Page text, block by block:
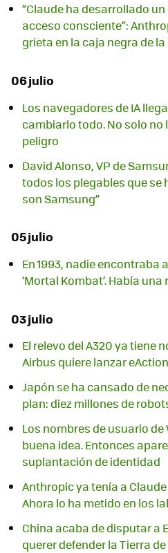
“Claude ha desarrollado
acceso consciente”:
grieta en la caja negra de la
06 julio
Los navegadores de IA
cambiarlo todo. No solo no
peligro
David Alonso, VP de
todos los plegables que se
son Samsung”
05 julio
En 1993, nadie encontraba
‘Mortal Kombat’. Había
03 julio
El relevo del A320 ya tiene
Airbus quiere lanzar
Japón se ha cansado de
plan: diez millones de
Los nombres de usuario
buena idea. Entonces
suplantación de identidad
Anthropic ya tenía a
Ahora lo ha metido en los
China acaba de disputar a
querer defender la Tierra